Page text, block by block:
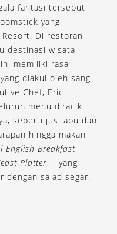
fantasi tersebut
yang
Di restoran
destinasi wisata
memiliki rasa
diakui oleh sang
Chef, Eric
menu diracik
seperti jus labu dan
hingga makan
English Breakfast
Platter
yang
dengan salad segar.